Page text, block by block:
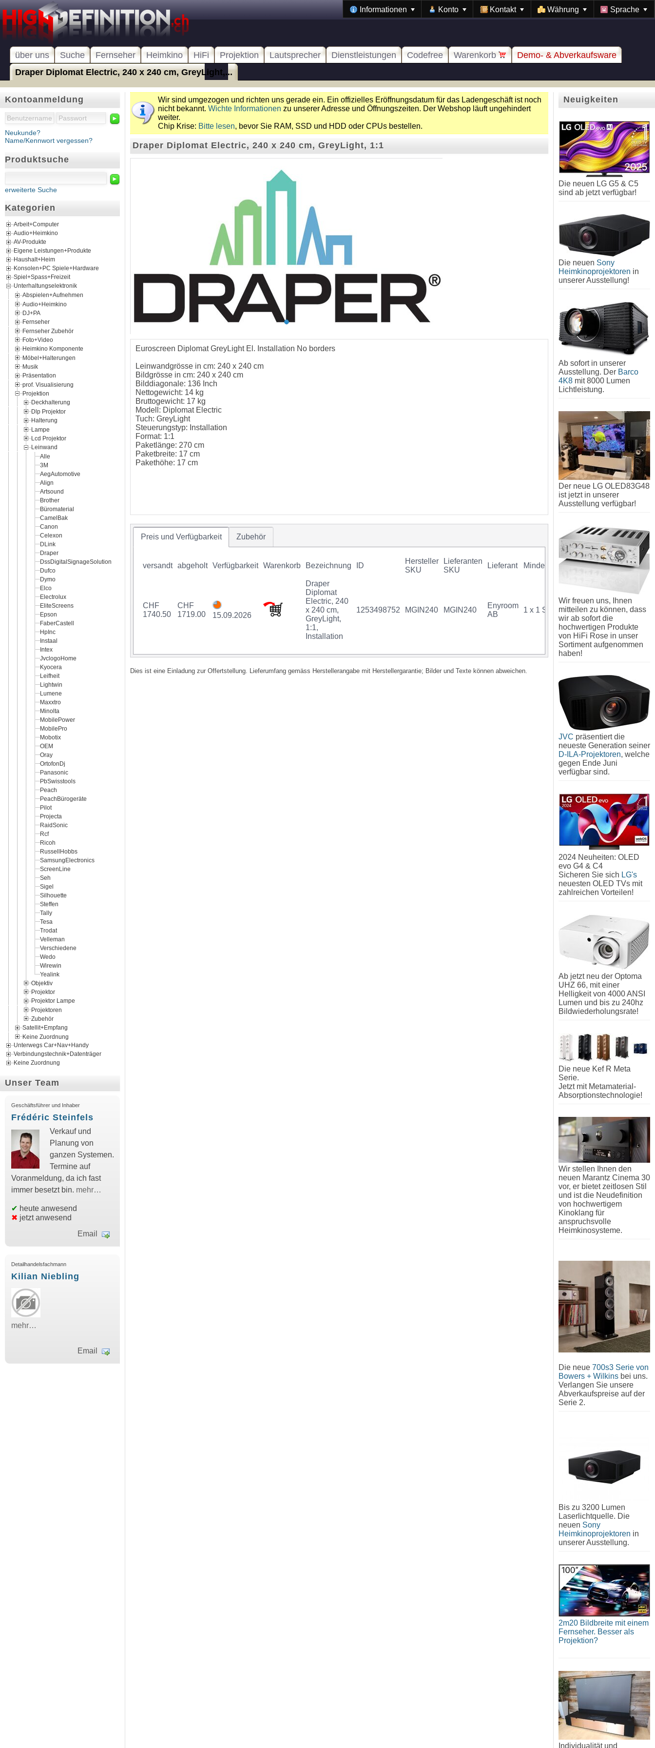
Informationen Konto Kontakt Währung Sprache
über uns Suche Fernseher Heimkino HiFi Projektion Lautsprecher Dienstleistungen Codefree Warenkorb
Demo- & Abverkaufsware
Draper Diplomat Electric, 240 x 240 cm, GreyLight,...
Kontoanmeldung
►
Neukunde?
Name/Kennwort vergessen?
Produktsuche
►
erweiterte Suche
Kategorien
Arbeit+Computer
Audio+Heimkino
AV-Produkte
Eigene Leistungen+Produkte
Haushalt+Heim
Konsolen+PC Spiele+Hardware
Spiel+Spass+Freizeit
Unterhaltungselektronik
Abspielen+Aufnehmen
Audio+Heimkino
DJ+PA
Fernseher
Fernseher Zubehör
Foto+Video
Heimkino Komponente
Möbel+Halterungen
Musik
Präsentation
prof. Visualisierung
Projektion
Deckhalterung
Dlp Projektor
Halterung
Lampe
Lcd Projektor
Leinwand
Alle
3M
AegAutomotive
Align
Artsound
Brother
Büromaterial
CamelBak
Canon
Celexon
DLink
Draper
DssDigitalSignageSolution
Dufco
Dymo
Elco
Electrolux
EliteScreens
Epson
FaberCastell
HpInc
Instaal
Intex
JvclogoHome
Kyocera
Leifheit
Lightwin
Lumene
Maxxtro
Minolta
MobilePower
MobilePro
Mobotix
OEM
Oray
OrtofonDj
Panasonic
PbSwisstools
Peach
PeachBürogeräte
Pilot
Projecta
RaidSonic
Rcf
Ricoh
RussellHobbs
SamsungElectronics
ScreenLine
Seh
Sigel
Silhouette
Steffen
Tally
Tesa
Trodat
Velleman
Verschiedene
Wedo
Wirewin
Yealink
Objektiv
Projektor
Projektor Lampe
Projektoren
Zubehör
Satellit+Empfang
Keine Zuordnung
Unterwegs Car+Nav+Handy
Verbindungstechnik+Datenträger
Keine Zuordnung
Unser Team
Geschäftsführer und Inhaber
Frédéric Steinfels
Verkauf und
Planung von
ganzen Systemen.
Termine auf
Voranmeldung, da ich fast
immer besetzt bin. mehr…
✔ heute anwesend
✖ jetzt anwesend
Email
Detailhandelsfachmann
Kilian Niebling
mehr…
Email
Wir sind umgezogen und richten uns gerade ein. Ein offizielles Eröffnungsdatum für das Ladengeschäft ist noch
nicht bekannt. Wichte Informationen zu unserer Adresse und Öffnungszeiten. Der Webshop läuft ungehindert
weiter.
Chip Krise: Bitte lesen, bevor Sie RAM, SSD und HDD oder CPUs bestellen.
Draper Diplomat Electric, 240 x 240 cm, GreyLight, 1:1
Euroscreen Diplomat GreyLight El. Installation No borders
Leinwandgrösse in cm: 240 x 240 cm
Bildgrösse in cm: 240 x 240 cm
Bilddiagonale: 136 Inch
Nettogewicht: 14 kg
Bruttogewicht: 17 kg
Modell: Diplomat Electric
Tuch: GreyLight
Steuerungstyp: Installation
Format: 1:1
Paketlänge: 270 cm
Paketbreite: 17 cm
Pakethöhe: 17 cm
Preis und Verfügbarkeit Zubehör
versandt abgeholt Verfügbarkeit Warenkorb Bezeichnung ID
Hersteller
SKU
Lieferanten
SKU
Lieferant Mindestkauf GTIN
CHF
1740.50
CHF
1719.00
15.09.2026
Draper
Diplomat
Electric, 240
x 240 cm,
GreyLight,
1:1,
Installation
1253498752 MGIN240 MGIN240
Enyroom
AB
1 x 1 Stück 07340034704387
Dies ist eine Einladung zur Offertstellung. Lieferumfang gemäss Herstellerangabe mit Herstellergarantie; Bilder und Texte können abweichen.
Neuigkeiten
Die neuen LG G5 & C5
sind ab jetzt verfügbar!
Die neuen Sony
Heimkinoprojektoren in
unserer Ausstellung!
Ab sofort in unserer
Ausstellung. Der Barco
4K8 mit 8000 Lumen
Lichtleistung.
Der neue LG OLED83G48
ist jetzt in unserer
Ausstellung verfügbar!
Wir freuen uns, Ihnen
mitteilen zu können, dass
wir ab sofort die
hochwertigen Produkte
von HiFi Rose in unser
Sortiment aufgenommen
haben!
JVC präsentiert die
neueste Generation seiner
D-ILA-Projektoren, welche
gegen Ende Juni
verfügbar sind.
2024 Neuheiten: OLED
evo G4 & C4
Sicheren Sie sich LG's
neuesten OLED TVs mit
zahlreichen Vorteilen!
Ab jetzt neu der Optoma
UHZ 66, mit einer
Helligkeit von 4000 ANSI
Lumen und bis zu 240hz
Bildwiederholungsrate!
Die neue Kef R Meta
Serie.
Jetzt mit Metamaterial-
Absorptionstechnologie!
Wir stellen Ihnen den
neuen Marantz Cinema 30
vor, er bietet zeitlosen Stil
und ist die Neudefinition
von hochwertigem
Kinoklang für
anspruchsvolle
Heimkinosysteme.
Die neue 700s3 Serie von
Bowers + Wilkins bei uns.
Verlangen Sie unsere
Abverkaufspreise auf der
Serie 2.
Bis zu 3200 Lumen
Laserlichtquelle. Die
neuen Sony
Heimkinoprojektoren in
unserer Ausstellung.
2m20 Bildbreite mit einem
Fernseher. Besser als
Projektion?
Individualität und